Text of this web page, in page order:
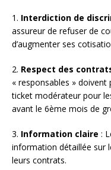
1. Interdiction de
assureur de refuser de
d’augmenter ses
2. Respect des
« responsables » doivent
ticket modérateur pour
avant le 6ème mois de
3. Information claire :
information détaillée sur
leurs contrats.